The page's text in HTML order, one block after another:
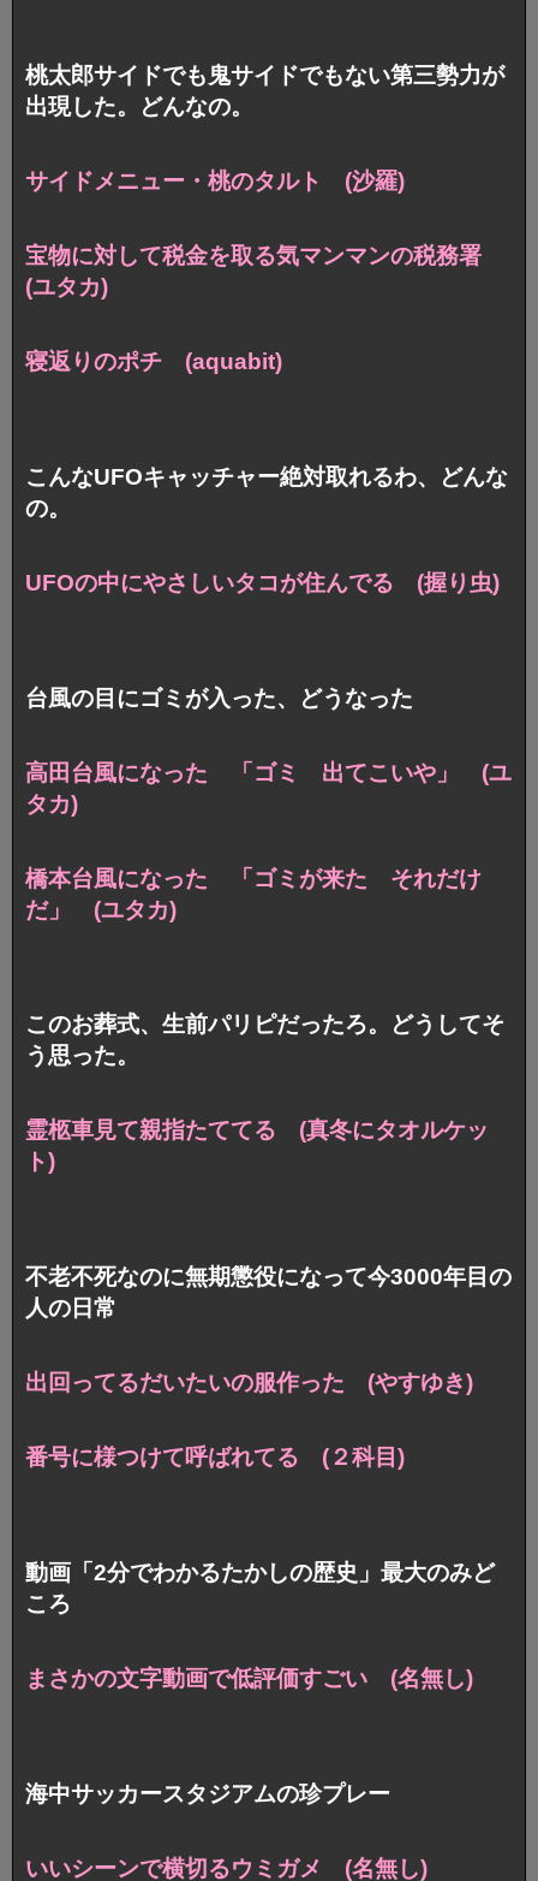
桃太郎サイドでも鬼サイドでもない第三勢力が
出現した。どんなの。
サイドメニュー・桃のタルト (沙羅)
宝物に対して税金を取る気マンマンの税務署
(ユタカ)
寝返りのポチ (aquabit)
こんなUFOキャッチャー絶対取れるわ、どんな
の。
UFOの中にやさしいタコが住んでる (握り虫)
台風の目にゴミが入った、どうなった
高田台風になった 「ゴミ 出てこいや」 (ユ
タカ)
橋本台風になった 「ゴミが来た それだけ
だ」 (ユタカ)
このお葬式、生前パリピだったろ。どうしてそ
う思った。
霊柩車見て親指たててる (真冬にタオルケッ
ト)
不老不死なのに無期懲役になって今3000年目の
人の日常
出回ってるだいたいの服作った (やすゆき)
番号に様つけて呼ばれてる (２科目)
動画「2分でわかるたかしの歴史」最大のみど
ころ
まさかの文字動画で低評価すごい (名無し)
海中サッカースタジアムの珍プレー
いいシーンで横切るウミガメ (名無し)